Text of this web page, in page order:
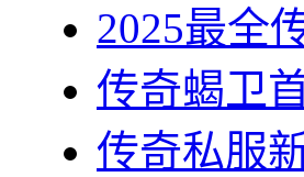
2025最全
传奇蝎卫
传奇私服